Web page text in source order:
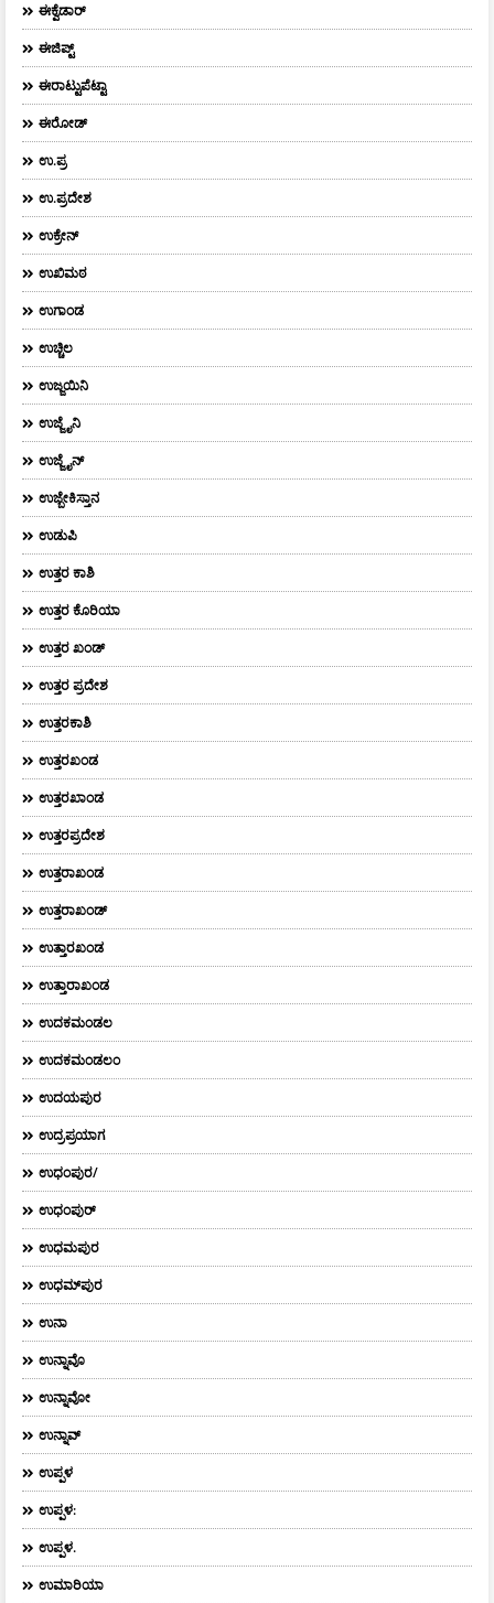
ಈಕ್ವೆಡಾರ್‌
ಈಜಿಪ್ಟ್
ಈರಾಟ್ಟುಪೆಟ್ಟಾ
ಈರೋಡ್
ಉ.ಪ್ರ
ಉ.ಪ್ರದೇಶ
ಉಕ್ರೇನ್
ಉಖಿಮಠ
ಉಗಾಂಡ
ಉಚ್ಚಿಲ
ಉಜ್ಜಯಿನಿ
ಉಜ್ಜೈನಿ
ಉಜ್ಜೈನ್
ಉಜ್ಬೇಕಿಸ್ತಾನ
ಉಡುಪಿ
ಉತ್ತರ ಕಾಶಿ
ಉತ್ತರ ಕೊರಿಯಾ
ಉತ್ತರ ಖಂಡ್
ಉತ್ತರ ಪ್ರದೇಶ
ಉತ್ತರಕಾಶಿ
ಉತ್ತರಖಂಡ
ಉತ್ತರಖಾಂಡ
ಉತ್ತರಪ್ರದೇಶ
ಉತ್ತರಾಖಂಡ
ಉತ್ತರಾಖಂಡ್
ಉತ್ತಾರಖಂಡ
ಉತ್ತಾರಾಖಂಡ
ಉದಕಮಂಡಲ
ಉದಕಮಂಡಲಂ
ಉದಯಪುರ
ಉದ್ರಪ್ರಯಾಗ
ಉಧಂಪುರ/
ಉಧಂಪುರ್
ಉಧಮಪುರ
ಉಧಮ್‌ಪುರ
ಉನಾ
ಉನ್ನಾವೊ
ಉನ್ನಾವೋ
ಉನ್ನಾವ್
ಉಪ್ಪಳ
ಉಪ್ಪಳ:
ಉಪ್ಪಳ.
ಉಮಾರಿಯಾ